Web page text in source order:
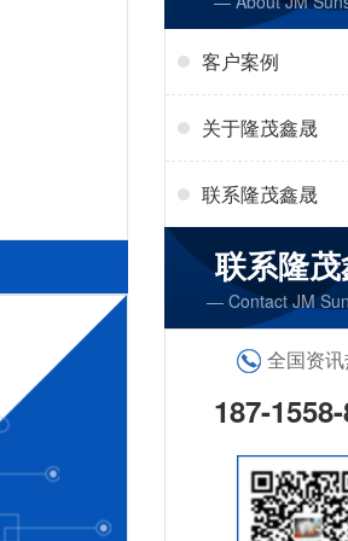
客户案例
关于隆茂鑫晟
联系隆茂鑫晟
联系隆
— Contact JM
全国资
187-